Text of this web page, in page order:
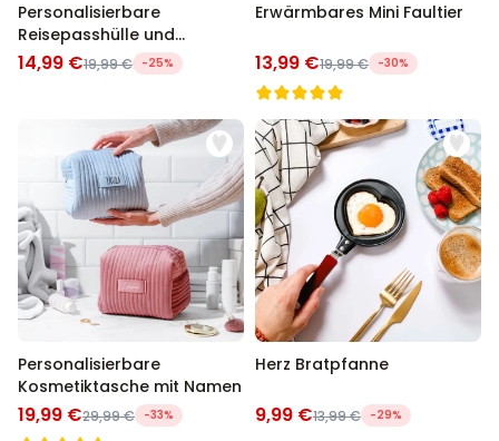
Personalisierbare
Reisepasshülle und
Koffertag mit Monogramm
14,99 €19,99 € -25%
Erwärmbares Mini Faultier
13,99 €19,99 € -30%
Personalisierbare
Kosmetiktasche mit Namen
19,99 €29,99 € -33%
Herz Bratpfanne
9,99 €13,99 € -29%